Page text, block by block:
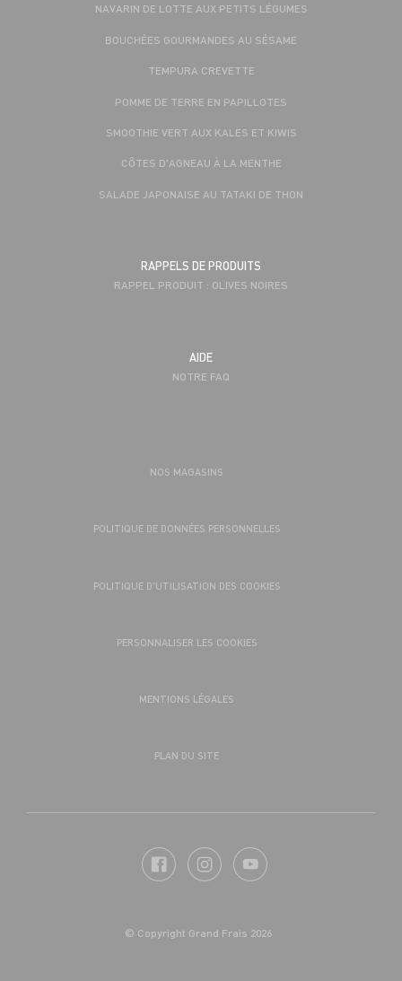
NAVARIN DE LOTTE AUX PETITS LÉGUMES
BOUCHÉES GOURMANDES AU SÉSAME
TEMPURA CREVETTE
POMME DE TERRE EN PAPILLOTES
SMOOTHIE VERT AUX KALES ET KIWIS
CÔTES D'AGNEAU À LA MENTHE
SALADE JAPONAISE AU TATAKI DE THON
RAPPELS DE PRODUITS
RAPPEL PRODUIT : OLIVES NOIRES
AIDE
NOTRE FAQ
NOS MAGASINS
POLITIQUE DE DONNÉES PERSONNELLES
POLITIQUE D’UTILISATION DES COOKIES
PERSONNALISER LES COOKIES
MENTIONS LÉGALES
PLAN DU SITE
© Copyright Grand Frais 2026